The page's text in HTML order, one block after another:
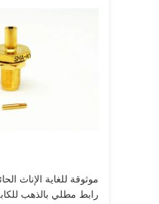
رابط مطلي بالذهب للكابل